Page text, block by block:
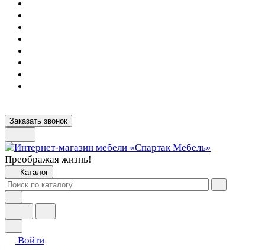
Заказать звонок
Преображая жизнь!
Каталог
Войти